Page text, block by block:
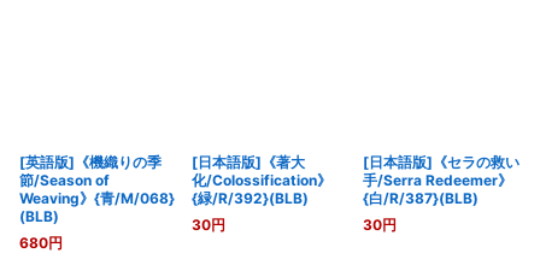
[英語版]《機織りの季
節/Season of
Weaving》{青/M/068}
(BLB)
680円
[日本語版]《著大
化/Colossification》
{緑/R/392}(BLB)
30円
[日本語版]《セラの救い
手/Serra Redeemer》
{白/R/387}(BLB)
30円